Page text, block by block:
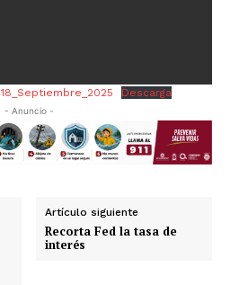
18_Septiembre_2025 Descarga
- Anuncio -
Artículo siguiente
Recorta Fed la tasa de
interés